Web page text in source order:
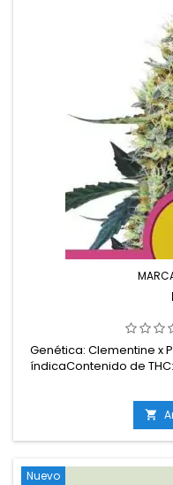
Genética: Clementine x
índicaContenido de
semanasProducción en
exterior: hasta 650 g/
hasta 180 cm en
mandarina),

Nuevo